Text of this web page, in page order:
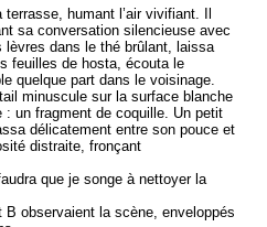
humant l’air vivifiant. Il
sa conversation silencieuse avec
lèvres dans le thé brûlant, laissa
feuilles de hosta, écouta le
quelque part dans le voisinage.
minuscule sur la surface blanche
un fragment de coquille. Un petit
délicatement entre son pouce et
distraite, fronçant
que je songe à nettoyer la
B observaient la scène, enveloppés